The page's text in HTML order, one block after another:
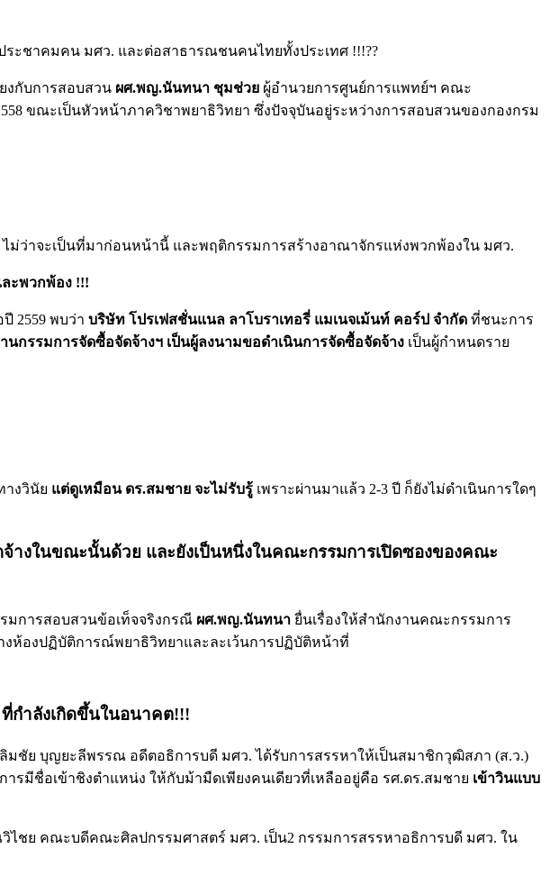
ระชาคมคน มศว. และต่อสาธารณชนคนไทยทั้งประเทศ !!!??
งกับการสอบสวน ผศ.พญ.นันทนา ชุมช่วย ผู้อำนวยการศูนย์การแพทย์ฯ คณะ
ขณะเป็นหัวหน้าภาควิชาพยาธิวิทยา ซึ่งปัจจุบันอยู่ระหว่างการสอบสวนของกองกรม
ม่ว่าจะเป็นที่มาก่อนหน้านี้ และพฤติกรรมการสร้างอาณาจักรแห่งพวกพ้องใน มศว.
ะพวกพ้อง !!!
2559 พบว่า บริษัท โปรเฟสชั่นแนล ลาโบราเทอรี่ แมเนจเม้นท์ คอร์ป จำกัด ที่ชนะการ
นกรรมการจัดซื้อจัดจ้างฯ เป็นผู้ลงนามขอดำเนินการจัดซื้อจัดจ้าง เป็นผู้กำหนดราย
งวินัย แต่ดูเหมือน ดร.สมชาย จะไม่รับรู้ เพราะผ่านมาแล้ว 2-3 ปี ก็ยังไม่ดำเนินการใดๆ
างในขณะนั้นด้วย และยังเป็นหนึ่งในคณะกรรมการเปิดซองของคณะ
มการสอบสวนข้อเท็จจริงกรณี ผศ.พญ.นันทนา ยื่นเรื่องให้สำนักงานคณะกรรมการ
ห้องปฏิบัติการณ์พยาธิวิทยาและละเว้นการปฏิบัติหน้าที่
กำลังเกิดขึ้นในอนาคต!!!
มชัย บุญยะลีพรรณ อดีตอธิการบดี มศว. ได้รับการสรรหาให้เป็นสมาชิกวุฒิสภา (ส.ว.)
รมีชื่อเข้าชิงตำแหน่ง ให้กับม้ามืดเพียงคนเดียวที่เหลืออยู่คือ รศ.ดร.สมชาย เข้าวินแบบ
ชย คณะบดีคณะศิลปกรรมศาสตร์ มศว. เป็น2 กรรมการสรรหาอธิการบดี มศว. ใน